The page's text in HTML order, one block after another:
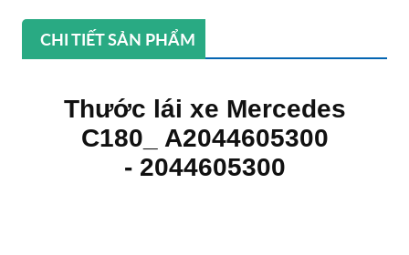
CHI TIẾT SẢN PHẨM
Thước lái xe Mercedes
C180_ A2044605300
- 2044605300